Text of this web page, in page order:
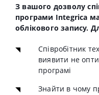
З вашого дозволу
програми Integrica
облікового запису.
Співробітник
виявити не
програмі
Знайти в чому